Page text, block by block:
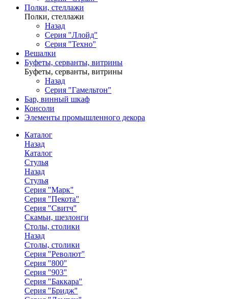
Полки, стеллажи
Полки, стеллажи
Назад
Серия "Ллойд"
Серия "Техно"
Вешалки
Буфеты, серванты, витрины
Буфеты, серванты, витрины
Назад
Серия "Гамельтон"
Бар, винный шкаф
Консоли
Элементы промышленного декора
Каталог
Назад
Каталог
Стулья
Назад
Стулья
Серия "Марк"
Серия "Пекота"
Серия "Свитч"
Скамьи, шезлонги
Столы, столики
Назад
Столы, столики
Серия "Револют"
Серия "800"
Серия "903"
Серия "Баккара"
Серия "Бридж"